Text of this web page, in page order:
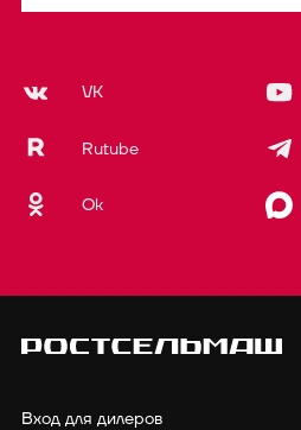
VK
Rutube
Ok
Вход для дилеров